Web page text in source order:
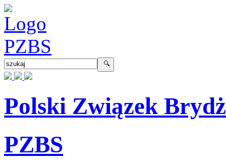
Polski Związek
PZBS